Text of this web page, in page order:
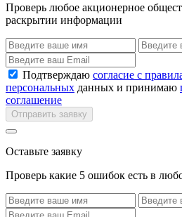
Проверь любое акционерное
раскрытии информации
Подтверждаю согласие с
персональных данных и принимаю
соглашение
Отправить заявку
Оставьте заявку
Проверь какие 5 ошибок есть в